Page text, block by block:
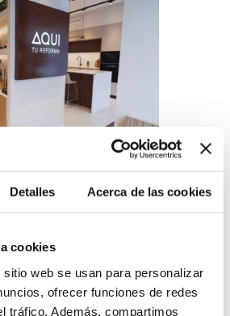
Detalles Acerca de las cookies
cookies
web se usan para personalizar
ofrecer funciones de redes
tráfico. Además, compartimos